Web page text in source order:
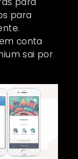
para
conta
sai por